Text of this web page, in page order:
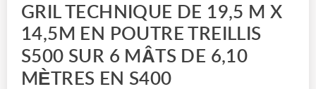
GRIL TECHNIQUE DE 19,5 M X
14,5M EN POUTRE TREILLIS
S500 SUR 6 MÂTS DE 6,10
MÈTRES EN S400